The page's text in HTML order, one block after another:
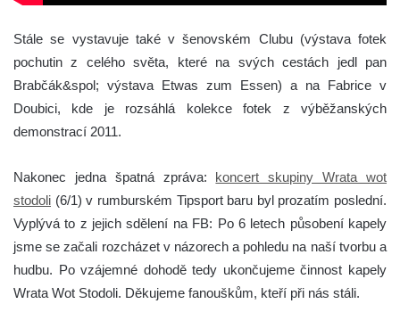
Stále se vystavuje také v šenovském Clubu (výstava fotek
pochutin z celého světa, které na svých cestách jedl pan
Brabčák&spol; výstava Etwas zum Essen) a na Fabrice v
Doubici, kde je rozsáhlá kolekce fotek z výběžanských
demonstrací 2011.
Nakonec jedna špatná zpráva: koncert skupiny Wrata wot
stodoli (6/1) v rumburském Tipsport baru byl prozatím poslední.
Vyplývá to z jejich sdělení na FB: Po 6 letech působení kapely
jsme se začali rozcházet v názorech a pohledu na naší tvorbu a
hudbu. Po vzájemné dohodě tedy ukončujeme činnost kapely
Wrata Wot Stodoli. Děkujeme fanouškům, kteří při nás stáli.